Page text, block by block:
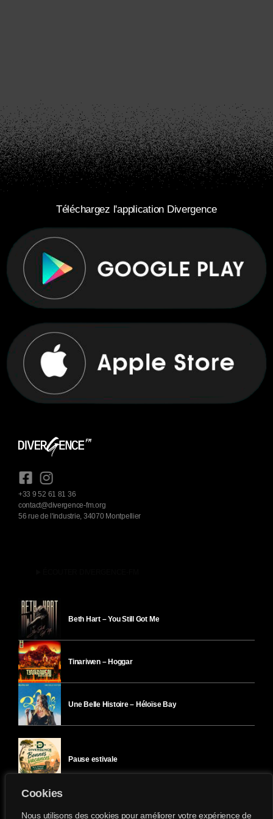
Cookies
Nous utilisons des cookies pour améliorer votre expérience de
Téléchargez l'application Divergence
+33 9 52 61 81 36
contact@divergence-fm.org
56 rue de l'industrie, 34070 Montpellier
Beth Hart – You Still Got Me
Tinariwen – Hoggar
Une Belle Histoire – Héloïse Bay
Pause estivale